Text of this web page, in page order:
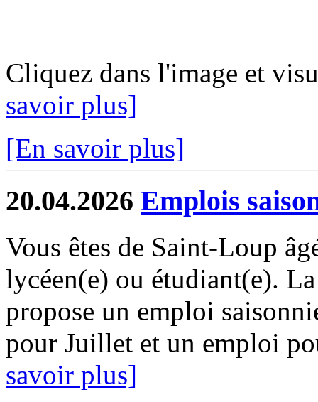
Cliquez dans l'image et
savoir plus]
[En savoir plus]
20.04.2026 Emplois
Vous êtes de Saint-Loup
lycéen(e) ou étudiant(e).
propose un emploi
pour Juillet et un emploi
savoir plus]